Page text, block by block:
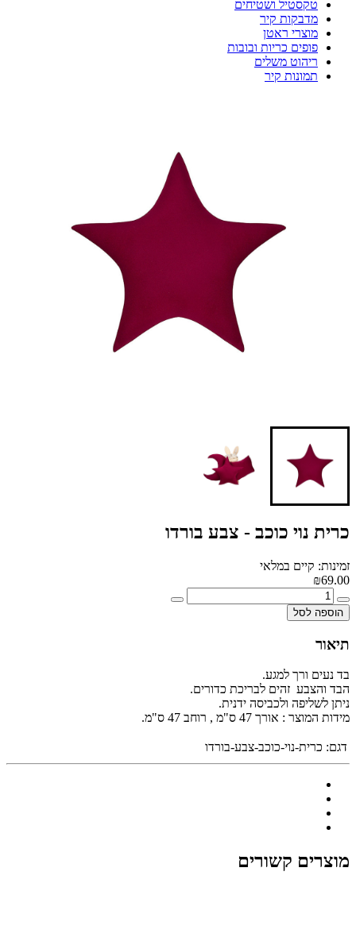
טקסטיל ושטיחים
מדבקות קיר
מוצרי ראטן
פופים כריות ובובות
ריהוט משלים
תמונות קיר
כרית נוי כוכב - צבע בורדו
זמינות: קיים במלאי
₪69.00
הוספה לסל
תיאור
בד נעים ורך למגע.
הבד והצבע זהים לבריכת כדורים.
ניתן לשליפה ולכביסה ידנית.
מידות המוצר : אורך 47 ס"מ , רוחב 47 ס"מ.
דגם: כרית-נוי-כוכב-צבע-בורדו
מוצרים קשורים